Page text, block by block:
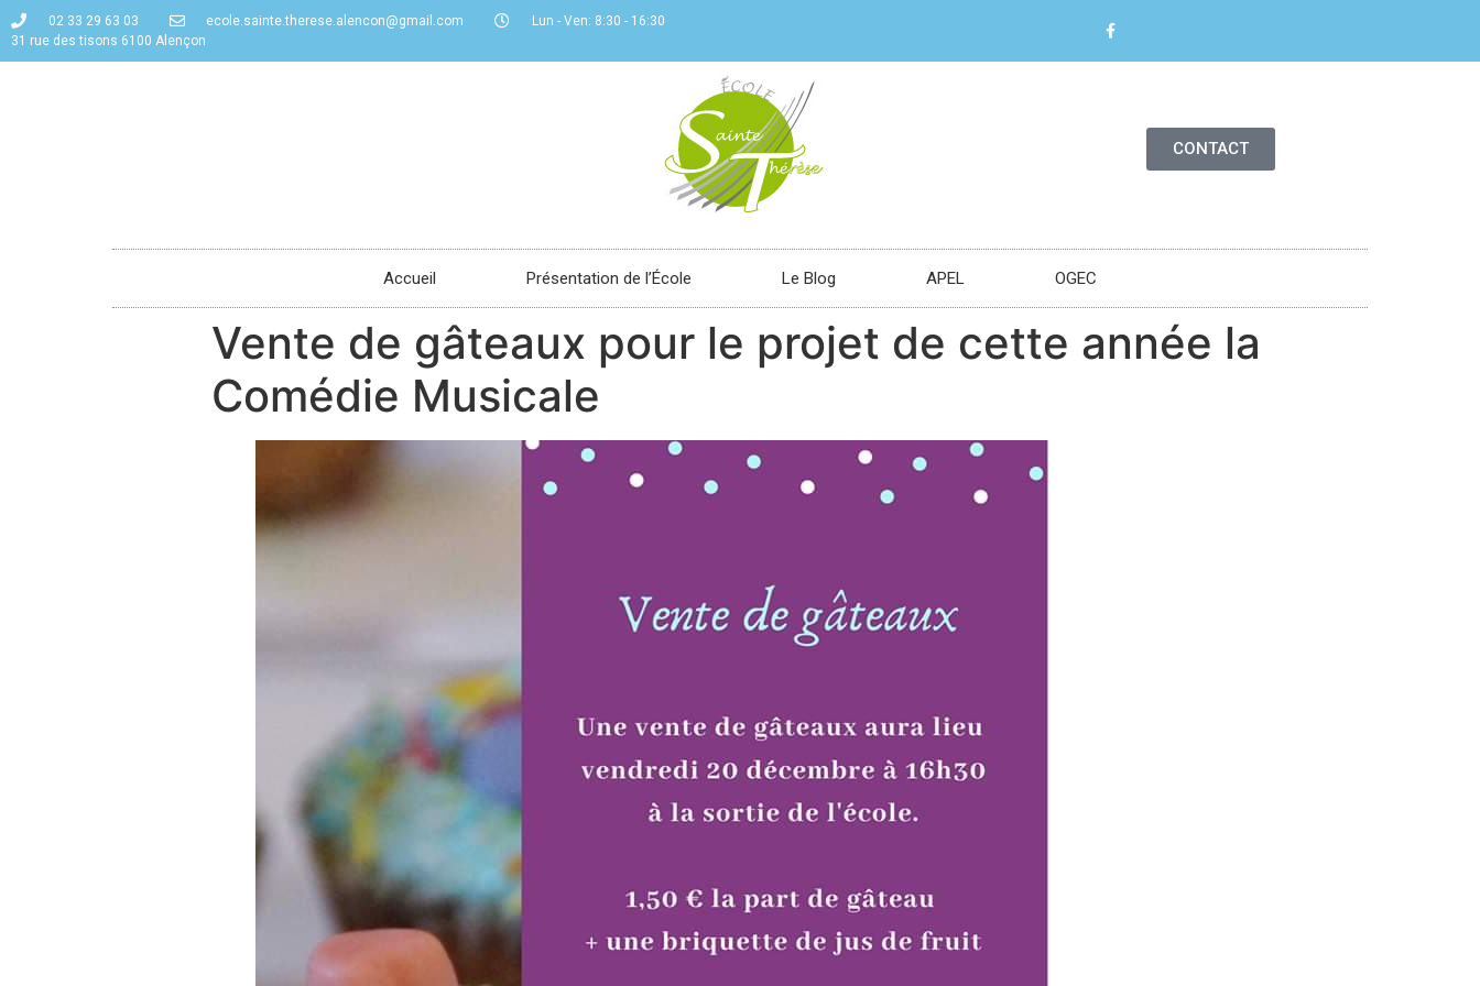
02 33 29 63 03 ecole.sainte.therese.alencon@gmail.com
Lun - Ven: 8:30 - 16:30
31 rue des tisons 6100 Alençon
CONTACT
Accueil Présentation de l’École Le Blog APEL OGEC
Vente de gâteaux pour le projet de cette année la
Comédie Musicale